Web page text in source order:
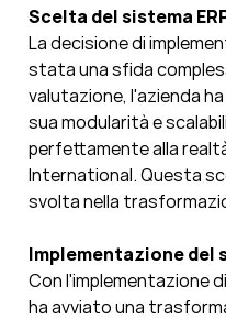
Scelta del sistema
La decisione di
stata una sfida
valutazione, l'azienda
sua modularità e
perfettamente alla
International. Questa
svolta nella
Implementazione del
Con l'implementazione
ha avviato una